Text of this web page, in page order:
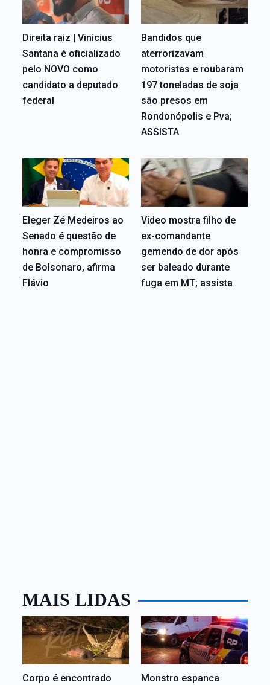
Direita raiz | Vinícius
Santana é oficializado
pelo NOVO como
candidato a deputado
federal
Bandidos que
aterrorizavam
motoristas e roubaram
197 toneladas de soja
são presos em
Rondonópolis e Pva;
ASSISTA
Eleger Zé Medeiros ao
Senado é questão de
honra e compromisso
de Bolsonaro, afirma
Flávio
Vídeo mostra filho de
ex-comandante
gemendo de dor após
ser baleado durante
fuga em MT; assista
MAIS LIDAS
Corpo é encontrado
Monstro espanca